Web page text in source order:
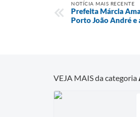
NOTÍCIA MAIS RECENTE
Prefeita Márcia
Porto João André e
VEJA MAIS da categoria